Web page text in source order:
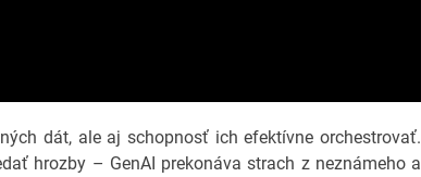
dát, ale aj schopnosť ich efektívne orchestrovať.
hrozby – GenAI prekonáva strach z neznámeho a